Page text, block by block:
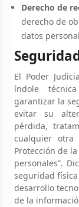
Derecho de
derecho de
datos
El Poder
índole
garantizar la
evitar su
pérdida,
cualquier otra
Protección de
personales”.
seguridad
desarrollo
de la